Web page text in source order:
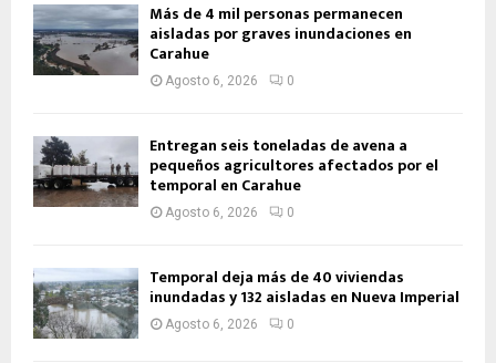
Más de 4 mil personas permanecen
aisladas por graves inundaciones en
Carahue
Agosto 6, 2026 0
Entregan seis toneladas de avena a
pequeños agricultores afectados por el
temporal en Carahue
Agosto 6, 2026 0
Temporal deja más de 40 viviendas
inundadas y 132 aisladas en Nueva Imperial
Agosto 6, 2026 0